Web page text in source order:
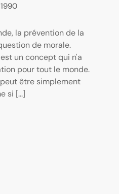
1990
la prévention de la
de morale.
un concept qui n'a
pour tout le monde.
être simplement
si [...]